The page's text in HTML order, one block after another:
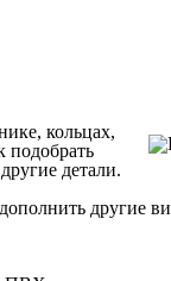
кольцах,
подобрать
детали.
другие